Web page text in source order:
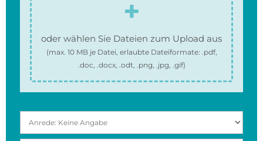
oder wählen Sie Dateien zum Upload aus
(max. 10 MBje Datei, erlaubte Dateiformate: .pdf,
.doc, .docx, .odt, .png, .jpg, .gif)